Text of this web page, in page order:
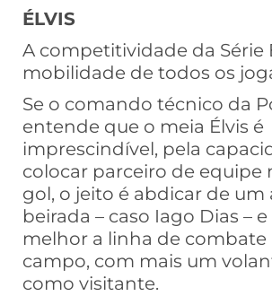
ÉLVIS
A competitividade da Série
mobilidade de todos os
Se o comando técnico da
entende que o meia Élvis é
imprescindível, pela
colocar parceiro de equipe
gol, o jeito é abdicar de um
beirada – caso Iago Dias –
melhor a linha de combate
campo, com mais um
como visitante.